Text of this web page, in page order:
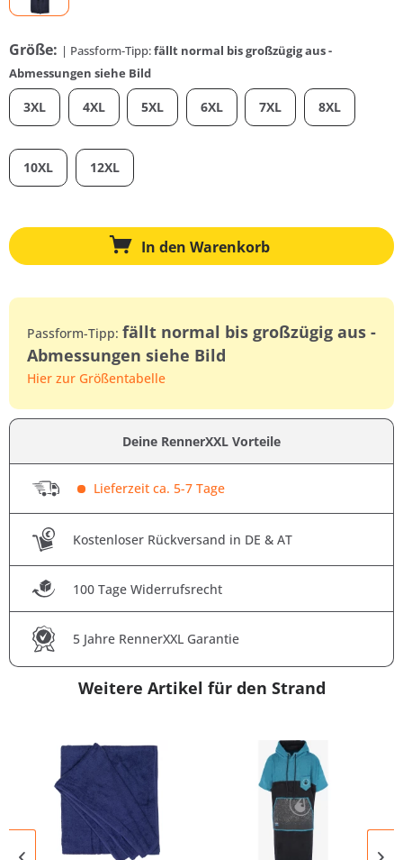
Größe: | Passform-Tipp:fällt normal bis großzügig aus -
Abmessungen siehe Bild
3XL 4XL 5XL 6XL 7XL 8XL
10XL 12XL
In den Warenkorb
Passform-Tipp: fällt normal bis großzügig aus -
Abmessungen siehe Bild
Hier zur Größentabelle
Deine RennerXXL Vorteile
Lieferzeit ca. 5-7 Tage
Kostenloser Rückversand in DE & AT
100 Tage Widerrufsrecht
5 Jahre RennerXXL Garantie
Weitere Artikel für den Strand